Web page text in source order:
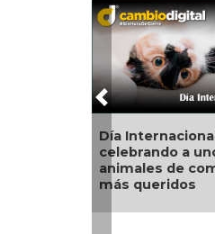
Día
celebrando a
animales de
más queridos
Previous